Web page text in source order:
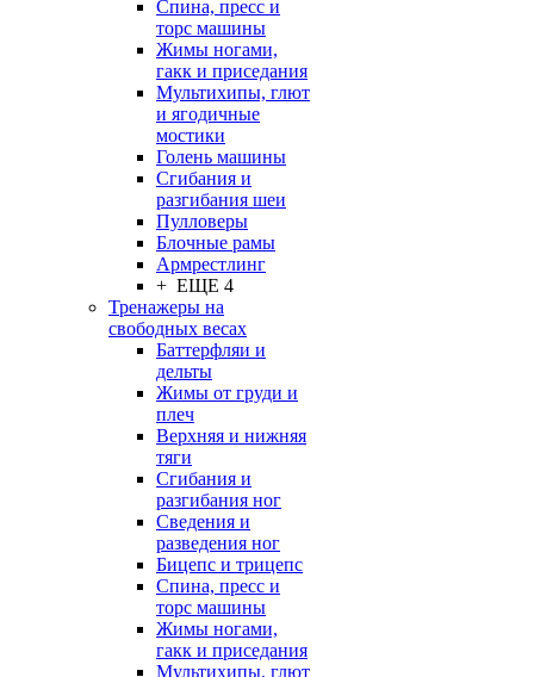
Спина, пресс и
торс машины
Жимы ногами,
гакк и приседания
Мультихипы, глют
и ягодичные
мостики
Голень машины
Сгибания и
разгибания шеи
Пулловеры
Блочные рамы
Армрестлинг
+ ЕЩЕ 4
Тренажеры на
свободных весах
Баттерфляи и
дельты
Жимы от груди и
плеч
Верхняя и нижняя
тяги
Сгибания и
разгибания ног
Сведения и
разведения ног
Бицепс и трицепс
Спина, пресс и
торс машины
Жимы ногами,
гакк и приседания
Мультихипы, глют